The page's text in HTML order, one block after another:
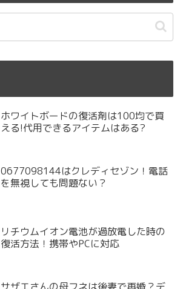
ホワイトボードの復活剤は100均で買
える!代用できるアイテムはある?
0677098144はクレディセゾン！電話
を無視しても問題ない？
リチウムイオン電池が過放電した時の
復活方法！携帯やPCに対応